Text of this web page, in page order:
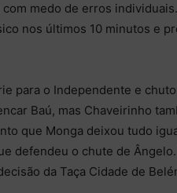
medo de erros
nos últimos 10 minutos e
para o Independente e
Baú, mas Chaveirinho
que Monga deixou tudo
defendeu o chute de
da Taça Cidade de